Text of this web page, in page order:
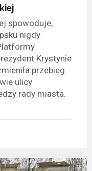
spowoduje,
nigdy
Krystynie
przebieg
ulicy
rady miasta.